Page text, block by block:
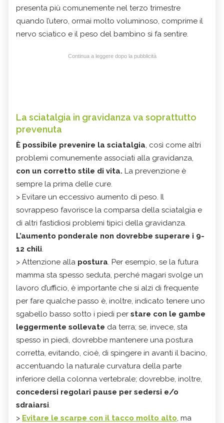
presenta più comunemente nel terzo trimestre
quando l’utero, ormai molto voluminoso, comprime il
nervo sciatico e il peso del bambino si fa sentire.
Continua a leggere dopo la pubblicità
La sciatalgia in gravidanza va soprattutto
prevenuta
È possibile prevenire la sciatalgia, così come altri
problemi comunemente associati alla gravidanza,
con un corretto stile di vita. La prevenzione è
sempre la prima delle cure.
> Evitare un eccessivo aumento di peso. Il
sovrappeso favorisce la comparsa della sciatalgia e
di altri fastidiosi problemi tipici della gravidanza.
L’aumento ponderale non dovrebbe superare i 9-
12 chili.
> Attenzione alla postura. Per esempio, se la futura
mamma sta spesso seduta, perché magari svolge un
lavoro d’ufficio, è importante che si alzi di frequente
per fare qualche passo è, inoltre, indicato tenere uno
sgabello basso sotto i piedi per stare con le gambe
leggermente sollevate da terra; se, invece, sta
spesso in piedi, dovrebbe mantenere una postura
corretta, evitando, cioè, di spingere in avanti il bacino,
accentuando la naturale curvatura della parte
inferiore della colonna vertebrale; dovrebbe, inoltre,
concedersi regolari pause per sedersi e/o
sdraiarsi.
> Evitare le scarpe con il tacco molto alto, ma